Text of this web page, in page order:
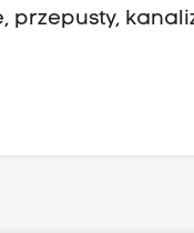
przepusty,